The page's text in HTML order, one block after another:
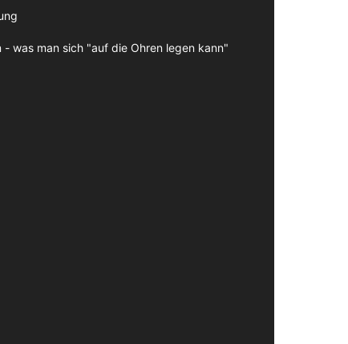
- was man sich "auf die Ohren legen kann"